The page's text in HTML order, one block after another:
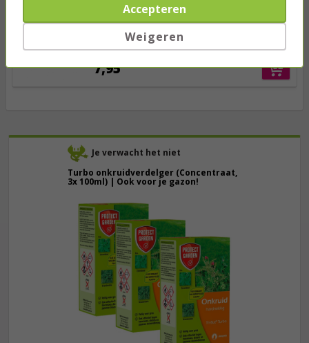
Je verwacht het niet
Turbo onkruidverdelger (Concentraat,
3x 100ml) | Ook voor je gazon!
Netwerkkabel | Cat6 S/FTP | 7.5
meter (100% koper, LSZH, Zwart)
7,95
Accepteren
Weigeren